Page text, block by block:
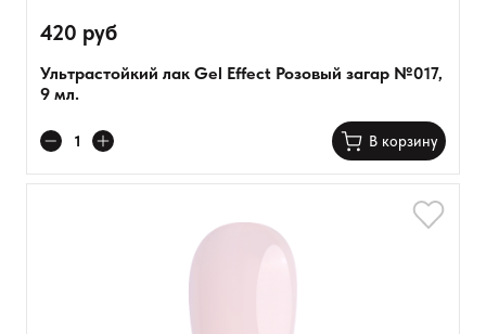
420 руб
Ультрастойкий лак Gel Effect Розовый загар №017,
9 мл.
В корзину